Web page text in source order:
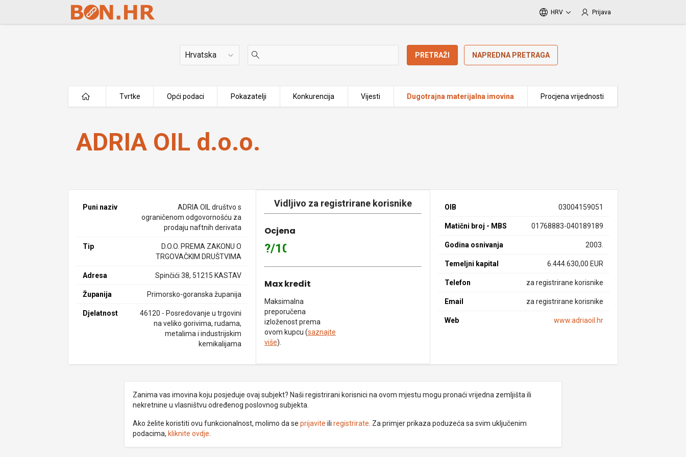
Skip to Main Content
HRV Prijava
Država PRETRAŽI NAPREDNA PRETRAGA
Tvrtke Opći podaci Pokazatelji Konkurencija Vijesti Dugotrajna materijalna imovina Procjena vrijednosti
ADRIA OIL d.o.o.
ADRIA OIL d.o.o.
Puni naziv
ADRIA OIL društvo s
ograničenom odgovornošću za
prodaju naftnih derivata
Tip
D.O.O. PREMA ZAKONU O
TRGOVAČKIM DRUŠTVIMA
Adresa Spinčići 38, 51215 KASTAV
Županija Primorsko-goranska županija
Djelatnost
46120 - Posredovanje u trgovini
na veliko gorivima, rudama,
metalima i industrijskim
kemikalijama
Vidljivo za registrirane korisnike
Ocjena
?/10
Max kredit
Maksimalna
preporučena
izloženost prema
ovom kupcu (saznajte
više).
OIB 03004159051
Matični broj - MBS 01768883-040189189
Godina osnivanja 2003.
Temeljni kapital 6.444.630,00 EUR
Telefon za registrirane korisnike
Email za registrirane korisnike
Web www.adriaoil.hr
Zanima vas imovina koju posjeduje ovaj subjekt? Naši registrirani korisnici na ovom mjestu mogu pronaći vrijedna zemljišta ili
nekretnine u vlasništvu određenog poslovnog subjekta.
Ako želite koristiti ovu funkcionalnost, molimo da se prijavite ili registrirate . Za primjer prikaza poduzeća sa svim uključenim
podacima, kliknite ovdje